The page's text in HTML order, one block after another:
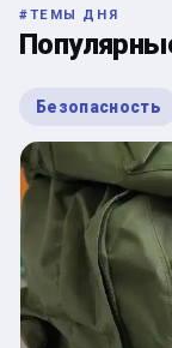
#ТЕМЫ ДНЯ
Безопасность